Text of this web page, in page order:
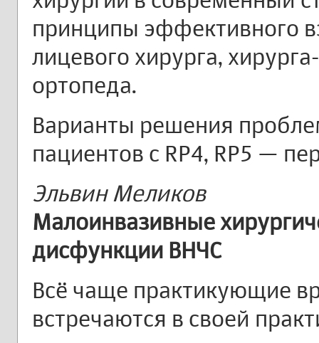
принципы эффективного
лицевого хирурга,
ортопеда.
Варианты решения
пациентов с RP4, RP5 —
Эльвин Меликов
Малоинвазивные
дисфункции ВНЧС
Всё чаще практикующие
встречаются в своей